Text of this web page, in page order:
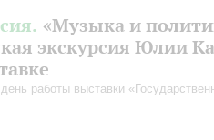
«Музыка и
экскурсия Юлии
работы выставки